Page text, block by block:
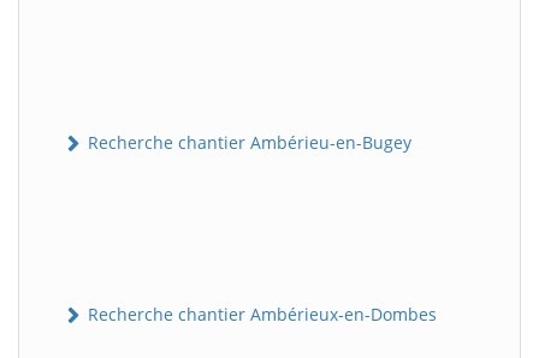
Recherche chantier Ambérieu-en-Bugey
Recherche chantier Ambérieux-en-Dombes